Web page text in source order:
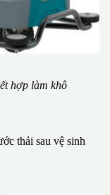
hợp làm khô
thải sau vệ sinh